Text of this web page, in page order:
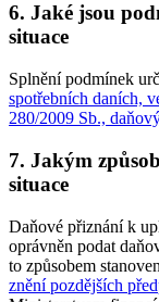
6. Jaké jsou
situace
Splnění podmínek
spotřebních daních,
280/2009 Sb.,
7. Jakým
situace
Daňové přiznání k
oprávněn podat
to způsobem
znění pozdějších